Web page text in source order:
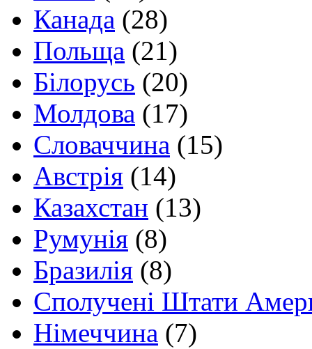
Канада (28)
Польща (21)
Білорусь (20)
Молдова (17)
Словаччина (15)
Австрія (14)
Казахстан (13)
Румунія (8)
Бразилія (8)
Сполучені Штати
Німеччина (7)